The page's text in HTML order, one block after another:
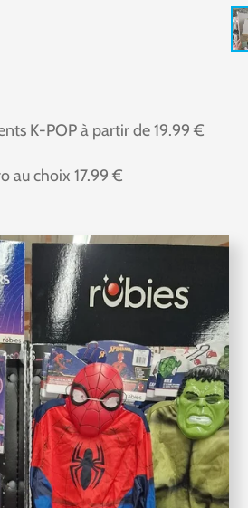
K-POP à partir de 19.99 €
au choix 17.99 €